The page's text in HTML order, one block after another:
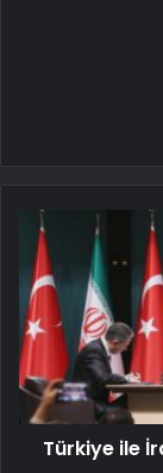
Türkiye ile